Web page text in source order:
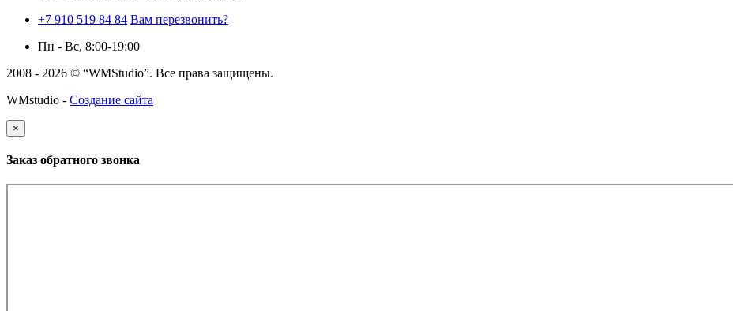
+7 910 519 84 84 Вам перезвонить?
Пн - Вс, 8:00-19:00
2008 - 2026 © “WMStudio”. Все права защищены.
WMstudio - Создание сайта
×
Заказ обратного звонка